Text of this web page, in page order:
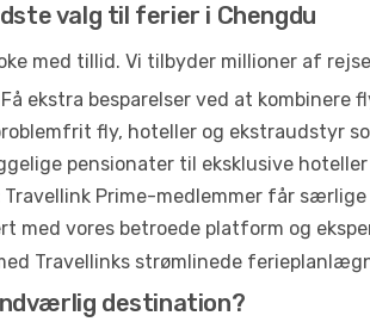
valg til ferier i Chengdu
med tillid. Vi tilbyder millioner af
Få ekstra besparelser ved at
fly, hoteller og ekstraudstyr
pensionater til eksklusive
Travellink Prime-medlemmer får
med vores betroede platform og
Travellinks strømlinede
destination?